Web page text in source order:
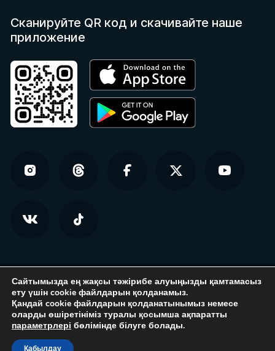
Сканируйте QR код и скачивайте наше
приложение
© Homsters.kz — все права защищены
Құпиялылық саясаты
Сайтымызда ең жақсы тәжірибе алуыңызды қамтамасыз
ету үшін cookie файлдарын қолданамыз.
Қандай cookie файлдарын қолданатынымыз немесе
оларды өшіретініміз туралы қосымша ақпаратты
параметрлері бөлімінде білуге ​​болады.
Қабылдау